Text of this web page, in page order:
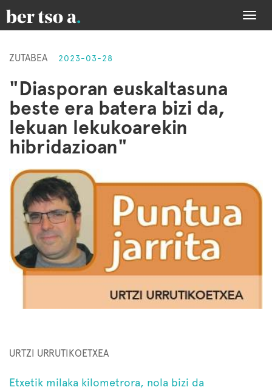
ZUTABEA 2023-03-28
"Diasporan euskaltasuna
beste era batera bizi da,
lekuan lekukoarekin
hibridazioan"
URTZI URRUTIKOETXEA
Etxetik milaka kilometrora, nola bizi da